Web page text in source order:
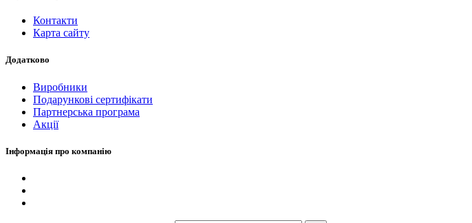
Контакти
Карта сайту
Додатково
Виробники
Подарункові сертифікати
Партнерська програма
Акції
Інформація про компанію